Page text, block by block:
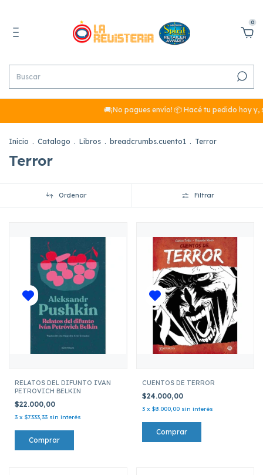
0
🚚¡No pagues envío! 📦 Hacé tu pedido hoy y,
Inicio . Catalogo . Libros . breadcrumbs.cuento1 . Terror
Terror
Ordenar Filtrar
RELATOS DEL DIFUNTO IVAN
PETROVICH BELKIN
$22.000,00
3 x $7.333,33 sin interés
CUENTOS DE TERROR
$24.000,00
3 x $8.000,00 sin interés